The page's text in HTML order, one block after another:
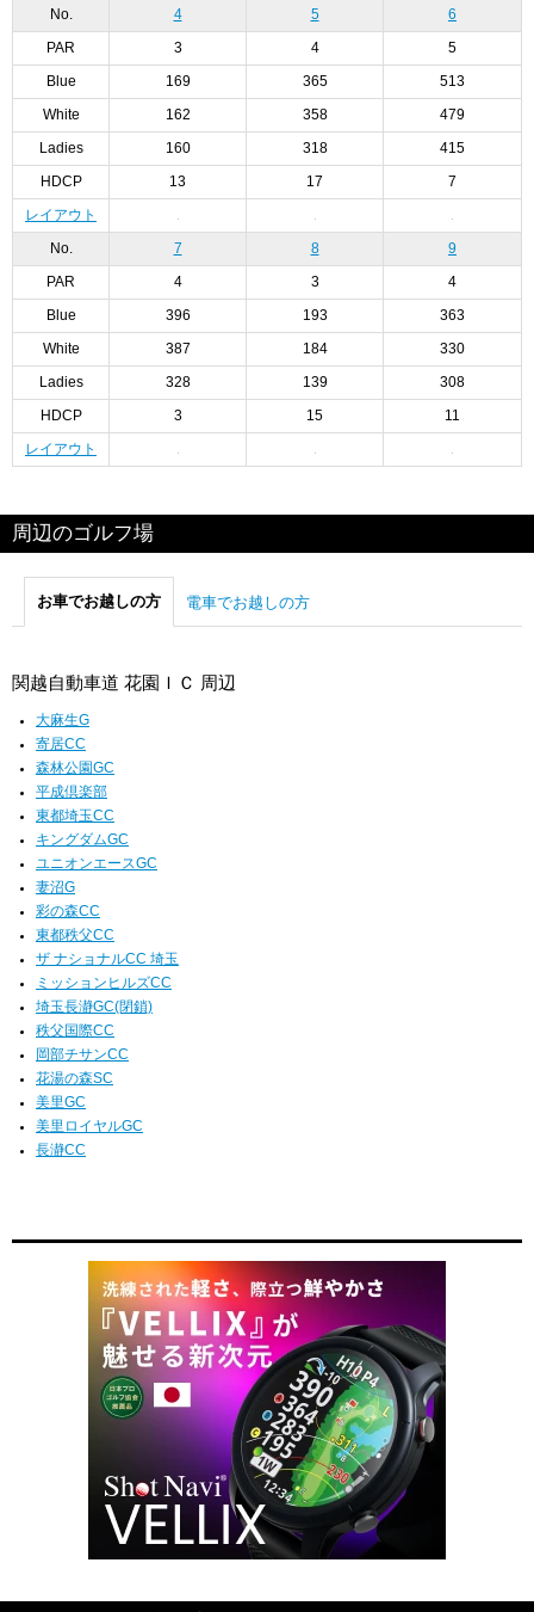
No. 4 5 6
PAR 3 4 5
Blue 169 365 513
White 162 358 479
Ladies 160 318 415
HDCP 13 17 7
レイアウト
No. 7 8 9
PAR 4 3 4
Blue 396 193 363
White 387 184 330
Ladies 328 139 308
HDCP 3 15 11
レイアウト
周辺のゴルフ場
お車でお越しの方 電車でお越しの方
関越自動車道 花園ＩＣ 周辺
大麻生G
寄居CC
森林公園GC
平成倶楽部
東都埼玉CC
キングダムGC
ユニオンエースGC
妻沼G
彩の森CC
東都秩父CC
ザ ナショナルCC 埼玉
ミッションヒルズCC
埼玉長瀞GC(閉鎖)
秩父国際CC
岡部チサンCC
花湯の森SC
美里GC
美里ロイヤルGC
長瀞CC